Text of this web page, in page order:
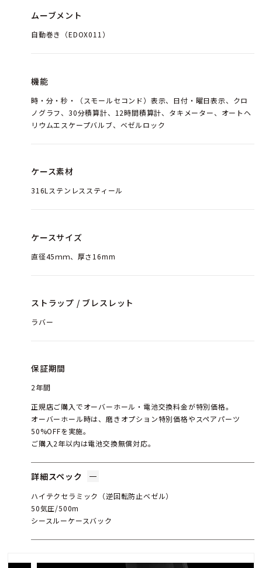
ムーブメント
自動巻き（EDOX011）
機能
時・分・秒・（スモールセコンド）表示、日付・曜日表示、クロ
ノグラフ、30分積算計、12時間積算計、タキメーター、オートヘ
リウムエスケープバルブ、ベゼルロック
ケース素材
316Lステンレススティール
ケースサイズ
直径45ｍｍ、厚さ16mm
ストラップ / ブレスレット
ラバー
保証期間
2年間
正規店ご購入でオーバーホール・電池交換料金が特別価格。
オーバーホール時は、磨きオプション特別価格やスペアパーツ
50%OFFを実施。
ご購入2年以内は電池交換無償対応。
詳細スペック
ハイテクセラミック（逆回転防止ベゼル）
50気圧/500m
シースルーケースバック